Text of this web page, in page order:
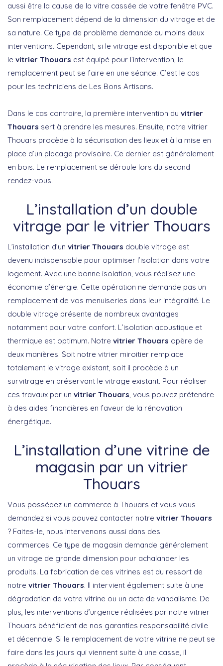
aussi être la cause de la vitre cassée de votre fenêtre PVC.
Son remplacement dépend de la dimension du vitrage et de
sa nature. Ce type de problème demande au moins deux
interventions. Cependant, si le vitrage est disponible et que
le vitrier Thouars est équipé pour l’intervention, le
remplacement peut se faire en une séance. C’est le cas
pour les techniciens de Les Bons Artisans.
Dans le cas contraire, la première intervention du vitrier
Thouars sert à prendre les mesures. Ensuite, notre vitrier
Thouars procède à la sécurisation des lieux et à la mise en
place d’un placage provisoire. Ce dernier est généralement
en bois. Le remplacement se déroule lors du second
rendez-vous.
L’installation d’un double
vitrage par le vitrier Thouars
L’installation d’un vitrier Thouars double vitrage est
devenu indispensable pour optimiser l’isolation dans votre
logement. Avec une bonne isolation, vous réalisez une
économie d’énergie. Cette opération ne demande pas un
remplacement de vos menuiseries dans leur intégralité. Le
double vitrage présente de nombreux avantages
notamment pour votre confort. L’isolation acoustique et
thermique est optimum. Notre vitrier Thouars opère de
deux manières. Soit notre vitrier miroitier remplace
totalement le vitrage existant, soit il procède à un
survitrage en préservant le vitrage existant. Pour réaliser
ces travaux par un vitrier Thouars , vous pouvez prétendre
à des aides financières en faveur de la rénovation
énergétique.
L’installation d’une vitrine de
magasin par un vitrier
Thouars
Vous possédez un commerce à Thouars et vous vous
demandez si vous pouvez contacter notre vitrier Thouars
? Faites-le, nous intervenons aussi dans des
commerces. Ce type de magasin demande généralement
un vitrage de grande dimension pour achalander les
produits. La fabrication de ces vitrines est du ressort de
notre vitrier Thouars. Il intervient également suite à une
dégradation de votre vitrine ou un acte de vandalisme. De
plus, les interventions d’urgence réalisées par notre vitrier
Thouars bénéficient de nos garanties responsabilité civile
et décennale. Si le remplacement de votre vitrine ne peut se
faire dans les jours qui viennent suite à une casse, il